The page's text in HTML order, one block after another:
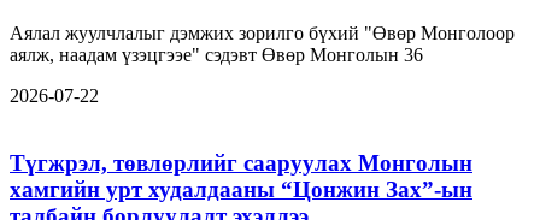
Аялал жуулчлалыг дэмжих зорилго бүхий "Өвөр Монголоор
аялж, наадам үзэцгээе" сэдэвт Өвөр Монголын 36
2026-07-22
Түгжрэл, төвлөрлийг сааруулах Монголын
хамгийн урт худалдааны “Цонжин Зах”-ын